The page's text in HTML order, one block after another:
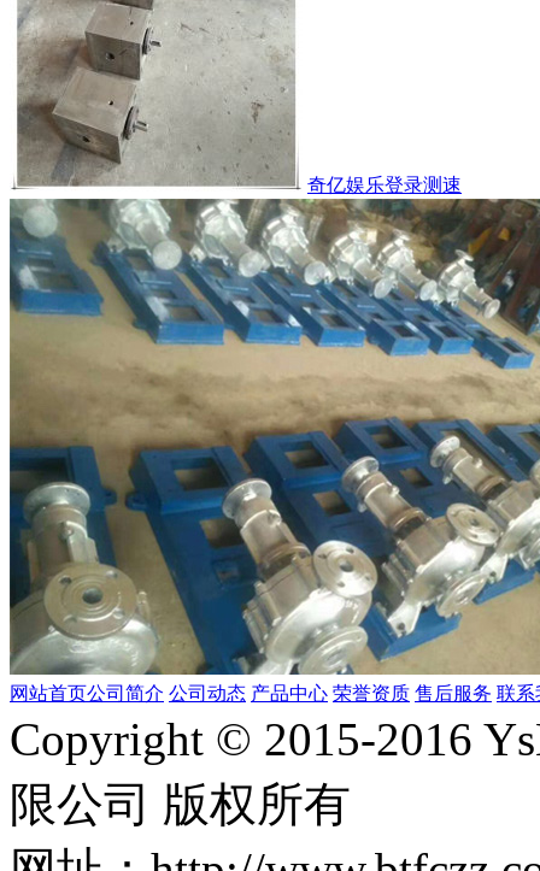
奇亿娱乐登录测速
网站首页公司简介 公司动态 产品中心 荣誉资质 售后服务 联系
Copyright © 2015-2016
限公司 版权所有